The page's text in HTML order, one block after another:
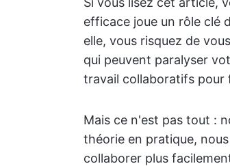
efficace joue un rôle clé
elle, vous risquez de
qui peuvent paralyser
travail collaboratifs pour
Mais ce n'est pas tout :
théorie en pratique,
collaborer plus